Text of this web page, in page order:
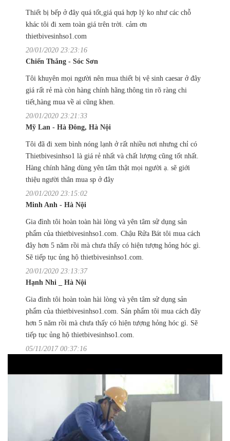
Thiết bị bếp ở đây quá tốt,giá quá hợp lý ko như các chỗ
khác tôi đi xem toàn giá trên trời. cảm ơn
thietbivesinhso1.com
20/01/2020 23:23:16
Chiến Thắng - Sóc Sơn
Tôi khuyên mọi người nên mua thiết bị vệ sinh caesar ở đây
giá rất rẻ mà còn hàng chính hãng.thông tin rõ ràng chi
tiết,hàng mua về ai cũng khen.
20/01/2020 23:21:33
Mỹ Lan - Hà Đông, Hà Nội
Tôi đã đi xem bình nóng lạnh ở rất nhiều nơi nhưng chỉ có
Thietbivesinhso1 là giá rẻ nhất và chất lượng cũng tốt nhất.
Hàng chính hãng dùng yên tâm thật mọi người ạ. sẽ giới
thiệu người thân mua sp ở đây
20/01/2020 23:15:02
Minh Anh - Hà Nội
Gia đình tôi hoàn toàn hài lòng và yên tâm sử dụng sản
phẩm của thietbivesinhso1.com. Chậu Rửa Bát tôi mua cách
đây hơn 5 năm rồi mà chưa thấy có hiện tượng hỏng hóc gì.
Sẽ tiếp tục ủng hộ thietbivesinhso1.com.
20/01/2020 23:13:37
Hạnh Nhi _ Hà Nội
Gia đình tôi hoàn toàn hài lòng và yên tâm sử dụng sản
phẩm của thietbivesinhso1.com. Sản phẩm tôi mua cách đây
hơn 5 năm rồi mà chưa thấy có hiện tượng hỏng hóc gì. Sẽ
tiếp tục ủng hộ thietbivesinhso1.com.
05/11/2017 00:37:16